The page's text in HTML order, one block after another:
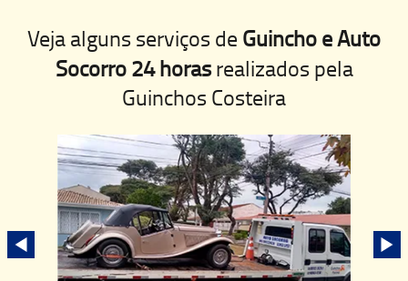
Veja alguns serviços de Guincho e Auto
Socorro 24 horasrealizados pela
Guinchos Costeira